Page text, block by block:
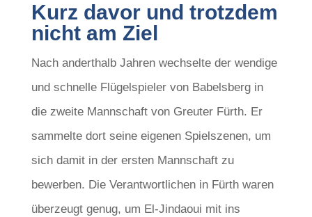
Kurz davor und trotzdem
nicht am Ziel
Nach anderthalb Jahren wechselte der wendige
und schnelle Flügelspieler von Babelsberg in
die zweite Mannschaft von Greuter Fürth. Er
sammelte dort seine eigenen Spielszenen, um
sich damit in der ersten Mannschaft zu
bewerben. Die Verantwortlichen in Fürth waren
überzeugt genug, um El-Jindaoui mit ins